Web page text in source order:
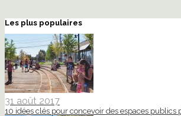
Les plus populaires
31 août 2017
10 idées clés pour concevoir des espaces publics